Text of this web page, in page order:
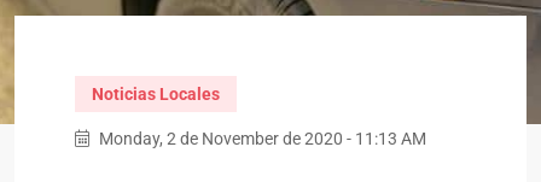
Noticias Locales
Monday, 2 de November de 2020 - 11:13 AM